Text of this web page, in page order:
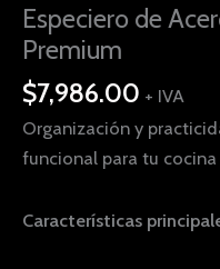
Especiero de
Premium
$7,986.00 + IVA
Organización y
funcional para tu
Características